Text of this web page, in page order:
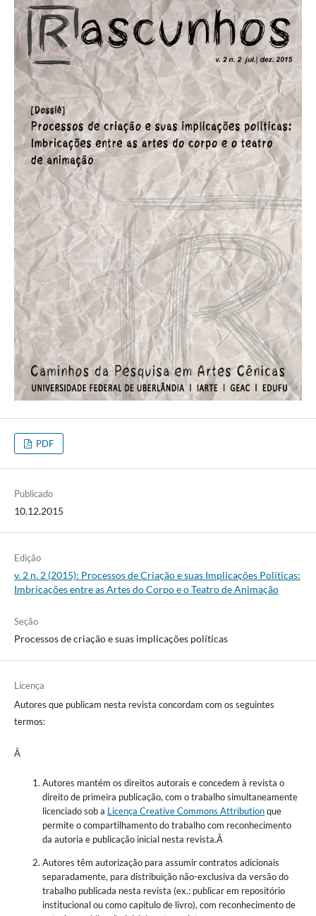
PDF
Publicado
10.12.2015
Edição
v. 2 n. 2 (2015): Processos de Criação e suas Implicações Políticas:
Imbricações entre as Artes do Corpo e o Teatro de Animação
Seção
Processos de criação e suas implicações políticas
Licença
Autores que publicam nesta revista concordam com os seguintes
termos:
Â
Autores mantém os direitos autorais e concedem à revista o
direito de primeira publicação, com o trabalho simultaneamente
licenciado sob a Licença Creative Commons Attributionque
permite o compartilhamento do trabalho com reconhecimento
da autoria e publicação inicial nesta revista.Â
Autores têm autorização para assumir contratos adicionais
separadamente, para distribuição não-exclusiva da versão do
trabalho publicada nesta revista (ex.: publicar em repositório
institucional ou como capítulo de livro), com reconhecimento de